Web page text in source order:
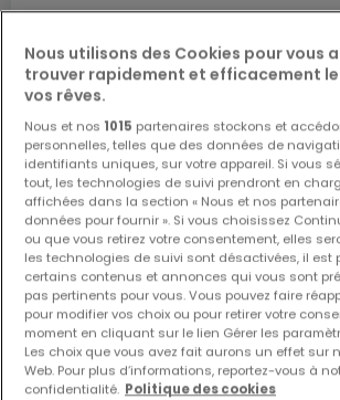
Bureaux en location à
Bureaux à louer à Redange
Bureaux à louer à Platen
Modifiez vos critères de
de résultats
Nous utilisons des Cookies pour vous
trouver rapidement et efficacement le
vos rêves.
Nous et nos 1015 partenaires stockons et
personnelles, telles que des données de
identifiants uniques, sur votre appareil. Si vous
tout, les technologies de suivi prendront en
affichées dans la section « Nous et nos
données pour fournir ». Si vous choisissez
ou que vous retirez votre consentement, elles
les technologies de suivi sont désactivées, il est
certains contenus et annonces qui vous sont
pas pertinents pour vous. Vous pouvez faire
pour modifier vos choix ou pour retirer votre
moment en cliquant sur le lien Gérer les
Les choix que vous avez fait aurons un effet sur
Web. Pour plus d’informations, reportez-vous à
confidentialité. Politique des cookies